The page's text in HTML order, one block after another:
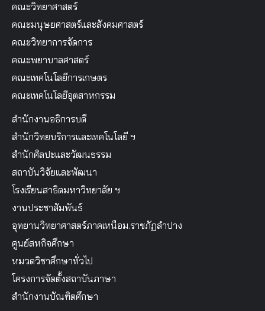
คณะวิทยาศาสตร์
คณะมนุษยศาสตร์และสังคมศาสตร์
คณะวิทยาการจัดการ
คณะพยาบาลศาสตร์
คณะเทคโนโลยีการเกษตร
คณะเทคโนโลยีอุตสาหกรรม
สำนักงานอธิการบดี
สำนักวิทยบริการและเทคโนโลยี ฯ
สำนักศิลปะและวัฒนธรรม
สถาบันวิจัยและพัฒนา
โรงเรียนสาธิตมหาวิทยาลัย ฯ
งานประชาสัมพันธ์
อุทยานวิทยาศาสตร์ภาคเหนือม.ราชภัฏลำปาง
ศูนย์สหกิจศึกษา
หมวดวิชาศึกษาทั่วไป
โครงการจัดตั้งสถาบันภาษา
สำนักงานบัณฑิตศึกษา